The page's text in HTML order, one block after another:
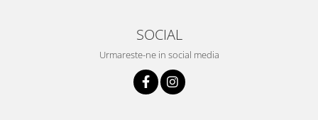
SOCIAL
Urmareste-ne in social media